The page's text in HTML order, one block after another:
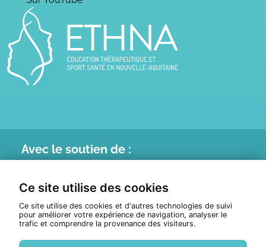
Ce site utilise des cookies
Ce site utilise des cookies et d'autres technologies de suivi
pour améliorer votre expérience de navigation, analyser le
trafic et comprendre la provenance des visiteurs.
Avec le soutien de :